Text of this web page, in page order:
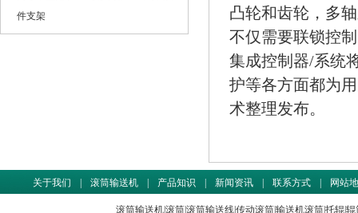
件支架
凸轮和齿轮，多
不仅需要联锁控
集成控制器/系统
护等各方面都为
术整理发布。
关于我们 滚筒输送机 产品知识 新闻资讯 联系方式 网站
滚筒输送机|滚筒|滚筒输送线|传动滚筒|输送机滚筒|托辊|辊